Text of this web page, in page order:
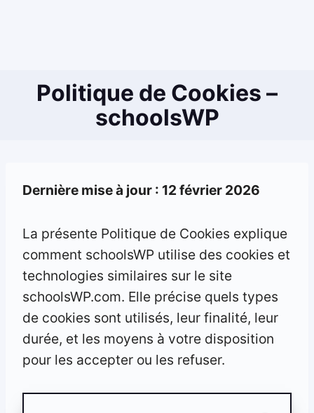
Politique de Cookies –
schoolsWP
Dernière mise à jour : 12 février 2026
La présente Politique de Cookies explique
comment schoolsWP utilise des cookies et
technologies similaires sur le site
schoolsWP.com. Elle précise quels types
de cookies sont utilisés, leur finalité, leur
durée, et les moyens à votre disposition
pour les accepter ou les refuser.